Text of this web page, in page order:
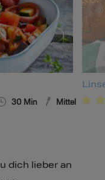
30 Min Mittel
dich lieber an